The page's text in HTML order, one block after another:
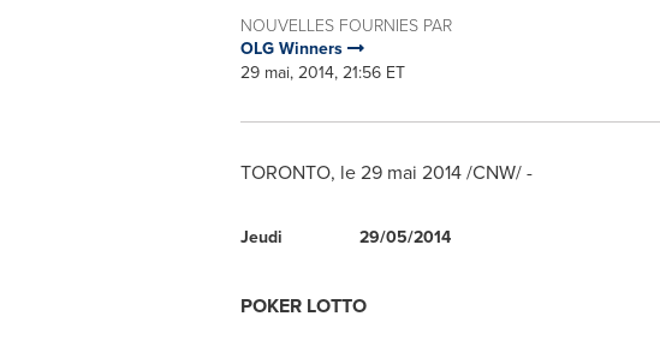
NOUVELLES FOURNIES PAR
OLG Winners
29 mai, 2014, 21:56 ET
TORONTO, le 29 mai 2014 /CNW/ -
Jeudi 29/05/2014
POKER LOTTO